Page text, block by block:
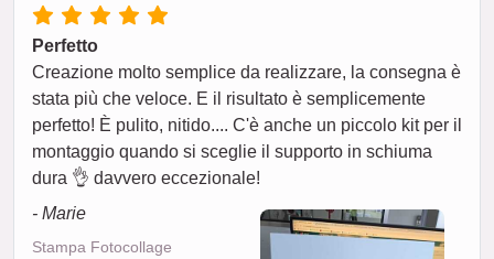
Perfetto
Creazione molto semplice da realizzare, la consegna è
stata più che veloce. E il risultato è semplicemente
perfetto! È pulito, nitido.... C'è anche un piccolo kit per il
montaggio quando si sceglie il supporto in schiuma
dura 👌 davvero eccezionale!
- Marie
Stampa Fotocollage